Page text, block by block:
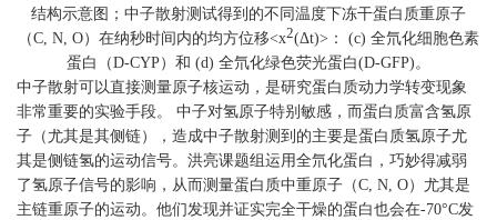
结构示意图；中子散射测试得到的不同温度下冻干蛋白质重原子
（C, N, O）在纳秒时间内的均方位移<x2(Δt)>： (c) 全氘化细胞色素
蛋白（D-CYP）和 (d) 全氘化绿色荧光蛋白(D-GFP)。
中子散射可以直接测量原子核运动，是研究蛋白质动力学转变现象
非常重要的实验手段。 中子对氢原子特别敏感，而蛋白质富含氢原
子（尤其是其侧链），造成中子散射测到的主要是蛋白质氢原子尤
其是侧链氢的运动信号。洪亮课题组运用全氘化蛋白，巧妙得减弱
了氢原子信号的影响，从而测量蛋白质中重原子（C, N, O）尤其是
主链重原子的运动。他们发现并证实完全干燥的蛋白也会在-70°C发